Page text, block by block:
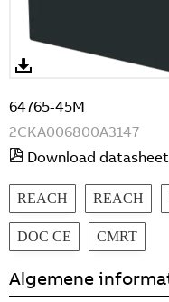
64765-45M
2CKA006800A3147
Download datasheet
REACH REACH
DOC CE CMRT
Algemene